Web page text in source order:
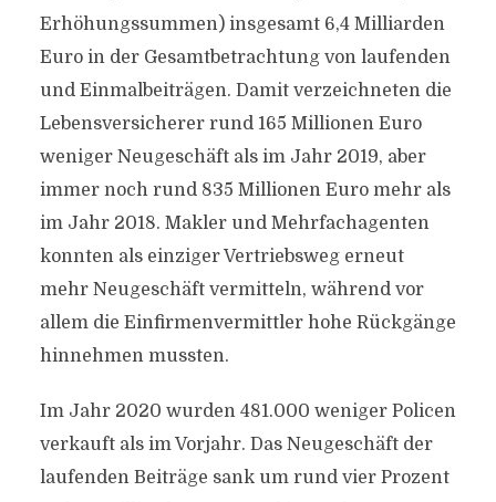
Erhöhungssummen) insgesamt 6,4 Milliarden
Euro in der Gesamtbetrachtung von laufenden
und Einmalbeiträgen. Damit verzeichneten die
Lebensversicherer rund 165 Millionen Euro
weniger Neugeschäft als im Jahr 2019, aber
immer noch rund 835 Millionen Euro mehr als
im Jahr 2018. Makler und Mehrfachagenten
konnten als einziger Vertriebsweg erneut
mehr Neugeschäft vermitteln, während vor
allem die Einfirmenvermittler hohe Rückgänge
hinnehmen mussten.
Im Jahr 2020 wurden 481.000 weniger Policen
verkauft als im Vorjahr. Das Neugeschäft der
laufenden Beiträge sank um rund vier Prozent